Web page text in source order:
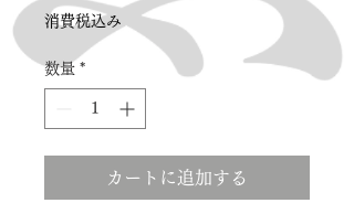
格
消費税込み
数量 *
カートに追加する